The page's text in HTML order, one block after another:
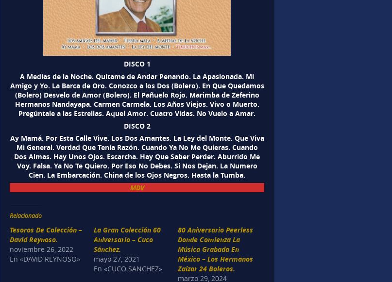
DISCO 1
A Medias de la Noche. Quítame de Andar Penando. La Apasionada. Mi
Amigo y Yo. La Barca de Oro. Conozco a los Dos (Bolero). En Que Quedamos
(Bolero) Desvelo de Amor (Bolero). El Pañuelo Rojo. Marimba de Zeferino
Hermanos Nandayapa. Carmen Carmela. Los Años Viejos. Vivo o Muerto.
Pregúntale a las Estrellas. Aquel Amor. Cuatro Vidas. No Vuelo a Amar.
DISCO 2
Ay Mamá. Por Esta Calle Vive. Los Dos Amantes. La Ley del Monte. Que Viva
Mi General. Verdad Que Tenía Razón. Cuando Ya No Me Quieras. Cuando
Dos Almas. Hay Unos Ojos. Escarcha. Hay Que Saber Perder. Aburrido Me
Voy. Falsa. Ya No Te Quiero. Por Eso No Debes. Si Nos Dejan. La Numero
Cien. La Embarcación. China de los Ojos Negros. Hasta la Tumba.
MDV
Relacionado
Tesoros De Colección –
David Reynoso.
noviembre 26, 2022
En «DAVID REYNOSO»
La Gran Colección 60
Aniversario – Cuco
Sánchez.
mayo 27, 2021
En «CUCO SANCHEZ»
80 Aniversario Peerless
Donde Comienza La
Música Grabada En
México – Los Hermanos
Zaizar 24 Boleros.
marzo 29, 2024